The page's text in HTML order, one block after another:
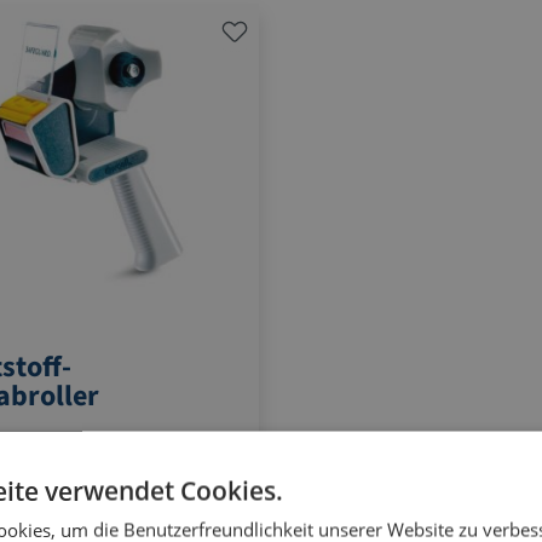
Messerverwendet Cookies.
um die Benutzerfreundlichkeit unserer Website zu